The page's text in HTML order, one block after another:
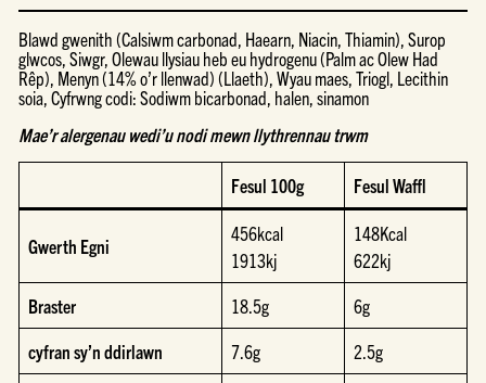
Blawd gwenith (Calsiwm carbonad, Haearn, Niacin, Thiamin), Surop
glwcos, Siwgr, Olewau llysiau heb eu hydrogenu (Palm ac Olew Had
Rêp), Menyn (14% o’r llenwad) (Llaeth), Wyau maes, Triogl, Lecithin
soia, Cyfrwng codi: Sodiwm bicarbonad, halen, sinamon
Mae’r alergenau wedi’u nodi mewn llythrennau trwm
Fesul 100g Fesul Waffl
Gwerth Egni
456kcal
1913kj
148Kcal
622kj
Braster
18.5g
6g
cyfran sy’n ddirlawn
7.6g
2.5g